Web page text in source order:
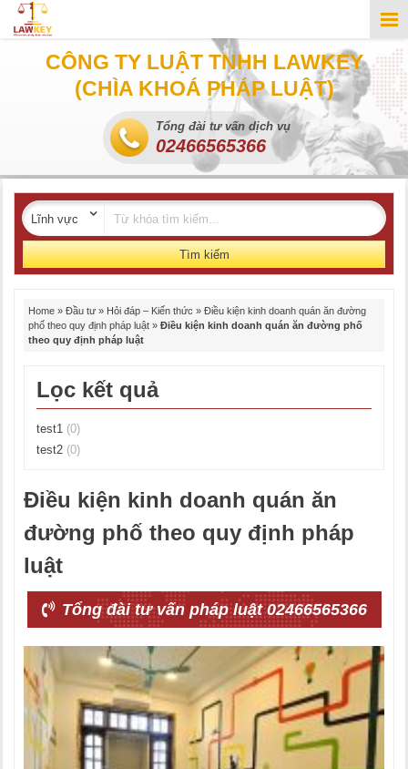
CÔNG TY LUẬT TNHH LAWKEY
(CHÌA KHOÁ PHÁP LUẬT)
Tổng đài tư vấn dịch vụ
02466565366
Tìm kiếm
Home » Đầu tư » Hỏi đáp – Kiến thức » Điều kiện kinh doanh quán ăn đường
phố theo quy định pháp luật » Điều kiện kinh doanh quán ăn đường phố
theo quy định pháp luật
Lọc kết quả
test1 (0)
test2 (0)
Điều kiện kinh doanh quán ăn
đường phố theo quy định pháp
luật
Tổng đài tư vấn pháp luật 02466565366